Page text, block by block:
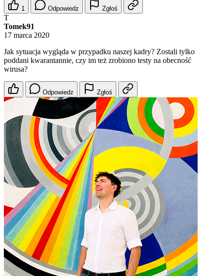
1 Odpowiedz Zgłoś
T
Tomek91
17 marca 2020
Jak sytuacja wygląda w przypadku naszej kadry? Zostali tylko
poddani kwarantannie, czy im też zrobiono testy na obecność
wirusa?
Odpowiedz Zgłoś